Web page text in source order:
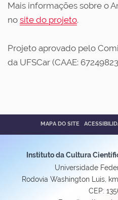
Mais informações sobre o
no site do projeto.
Projeto aprovado pelo
da UFSCar (CAAE:
MAPA DO SITE
Instituto da Cultura
Universidade
Rodovia Washington Luis,
CEP: